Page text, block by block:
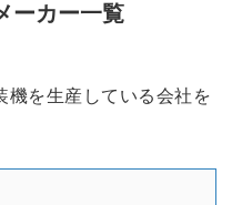
ーカー一覧
機を生産している会社を